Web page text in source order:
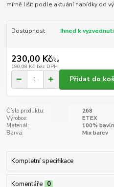
mírně lišit podle aktuání nabídky od
Dostupnost Ihned k vyzvednutí
230,00 Kč/ks
190,08 Kč bez DPH
Přidat do
Číslo produktu:
268
Výrobce:
ETEX
Materiál:
100%
Barva:
Mix barev
Kompletní specifikace
Komentáře 0